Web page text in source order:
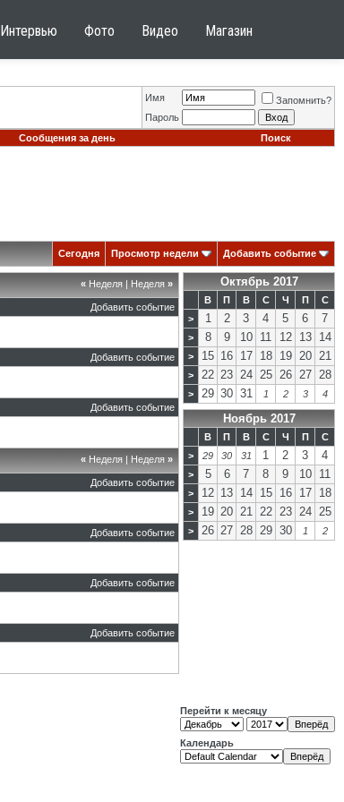
Интервью Фото Видео Магазин
Имя
Запомнить?
Пароль
Сообщения за день Поиск
Сегодня Просмотр недели Добавить событие
« Неделя | Неделя »
Добавить событие
Добавить событие
Добавить событие
« Неделя | Неделя »
Добавить событие
Добавить событие
Добавить событие
Добавить событие
Октябрь 2017
В П В С Ч П
С
>
1 2 3 4 5 6 7
> 8 9 10 11 12 13 14
> 15 16 17 18 19 20 21
> 22 23 24 25 26 27 28
> 29 30 31 1 2 3 4
Ноябрь 2017
В П В С Ч П
С
>
29 30 31 1 2 3 4
> 5 6 7 8 9 10 11
> 12 13 14 15 16 17 18
> 19 20 21 22 23 24 25
> 26 27 28 29 30 1 2
Перейти к месяцу
Календарь